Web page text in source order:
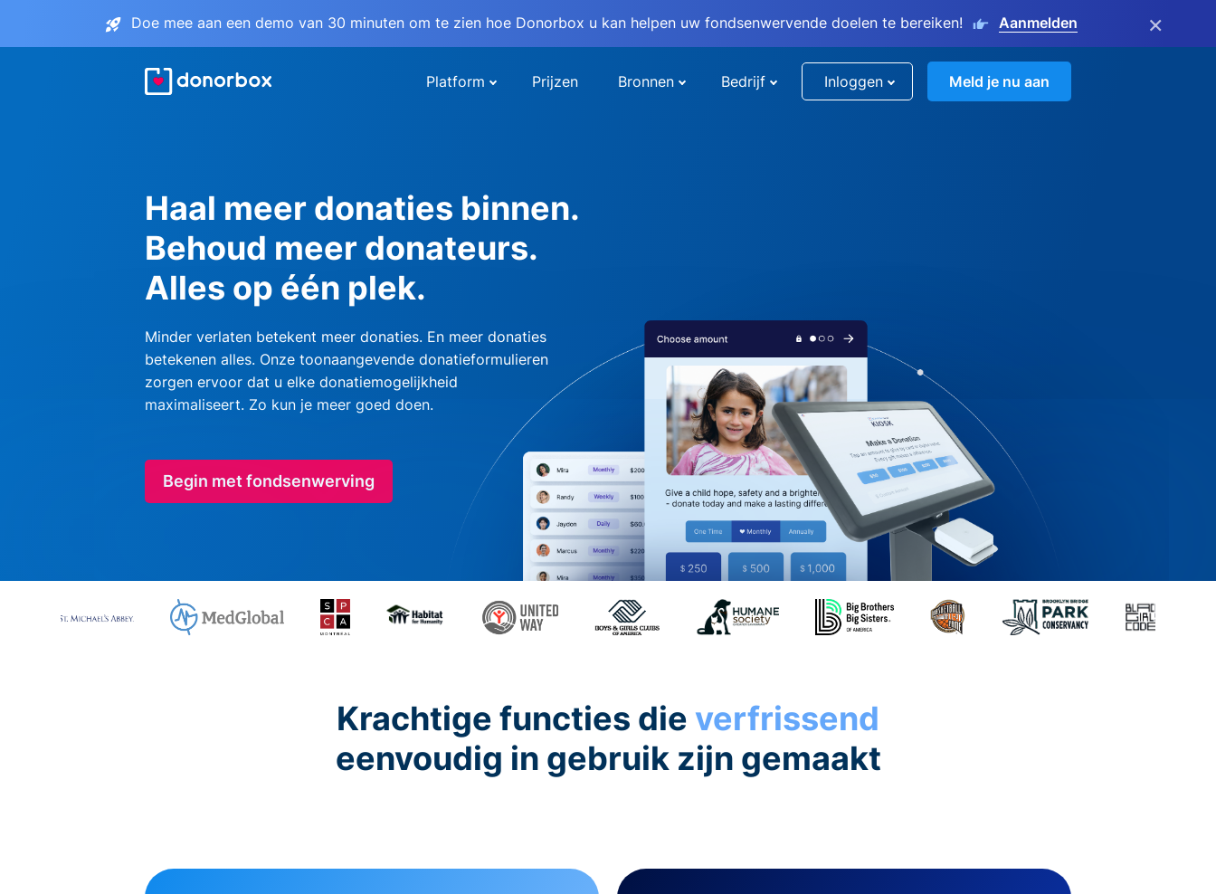
Doe mee aan een demo van 30 minuten om te zien hoe Donorbox u kan helpen uw fondsenwervende doelen te bereiken! Aanmelden ×
Platform Prijzen Bronnen Bedrijf Inloggen Meld je nu aan
Haal meer donaties binnen.
Behoud meer donateurs.
Alles op één plek.
Minder verlaten betekent meer donaties. En meer donaties
betekenen alles. Onze toonaangevende donatieformulieren
zorgen ervoor dat u elke donatiemogelijkheid
maximaliseert. Zo kun je meer goed doen.
Begin met fondsenwerving
Krachtige functies die verfrissend
eenvoudig in gebruik zijn gemaakt